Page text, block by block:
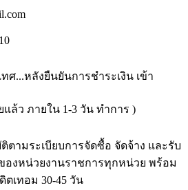
ศ...หลังยืนยันการชำระเงิน เข้า
ล้ว ภายใน 1-3 วัน ทำการ )
ตามระเบียบการจัดซื้อ จัดจ้าง และรับ
องหน่วยงานราชการทุกหน่วย พร้อม
ตเทอม 30-45 วัน